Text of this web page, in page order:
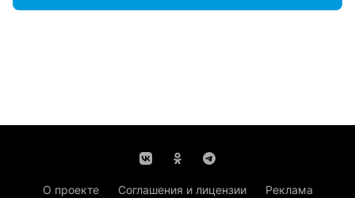
О проекте Соглашения и лицензии
Реклама